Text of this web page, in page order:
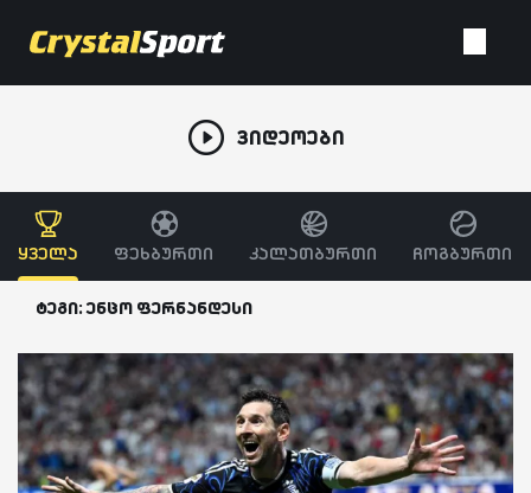
ვიდეოები
ყველა ფეხბურთი კალათბურთი ჩოგბურთი
ტეგი: ენცო ფერნანდესი